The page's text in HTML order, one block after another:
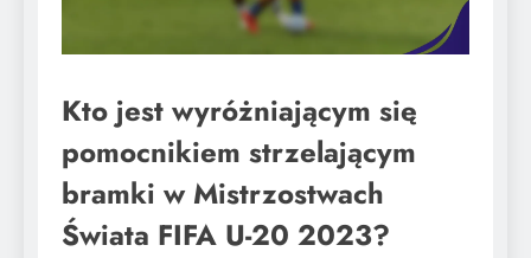
Kto jest wyróżniającym się
pomocnikiem strzelającym
bramki w Mistrzostwach
Świata FIFA U-20 2023?